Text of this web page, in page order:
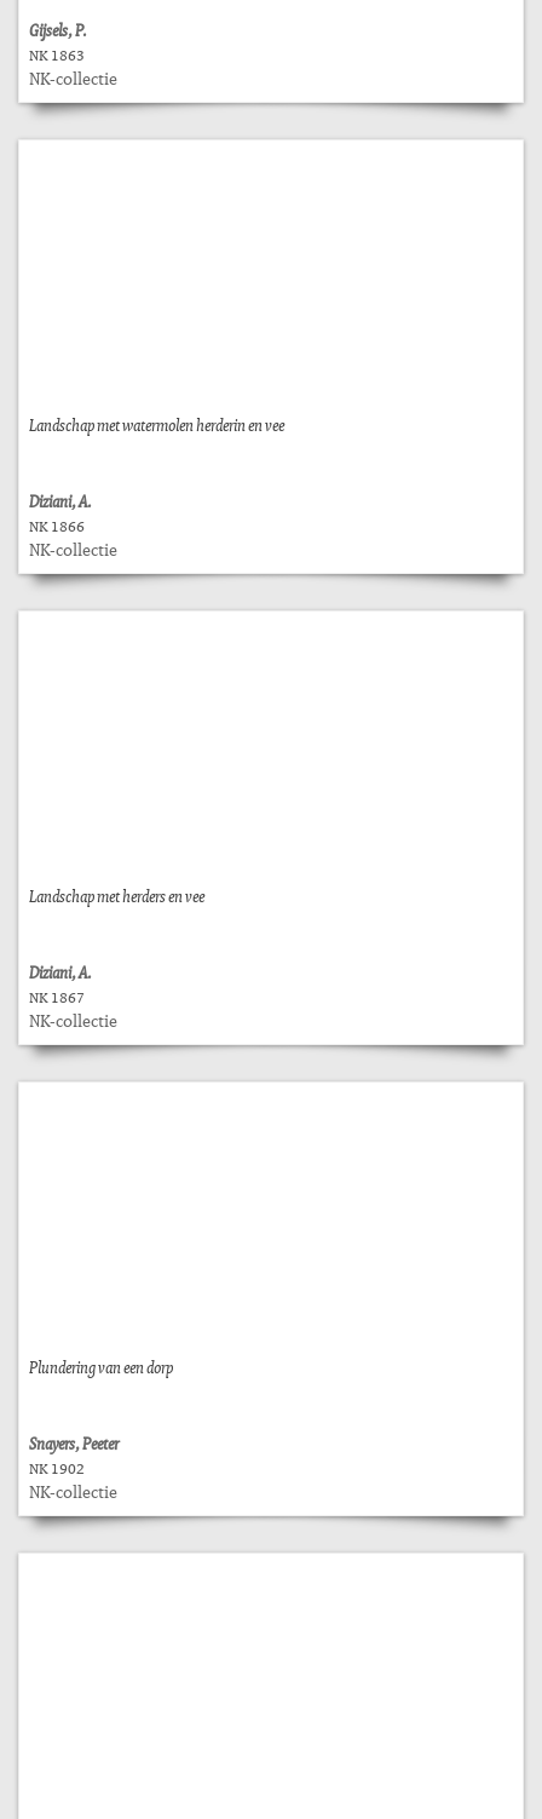
Gijsels, P.
NK 1863
NK-collectie
Landschap met watermolen herderin en vee
Diziani, A.
NK 1866
NK-collectie
Landschap met herders en vee
Diziani, A.
NK 1867
NK-collectie
Plundering van een dorp
Snayers, Peeter
NK 1902
NK-collectie